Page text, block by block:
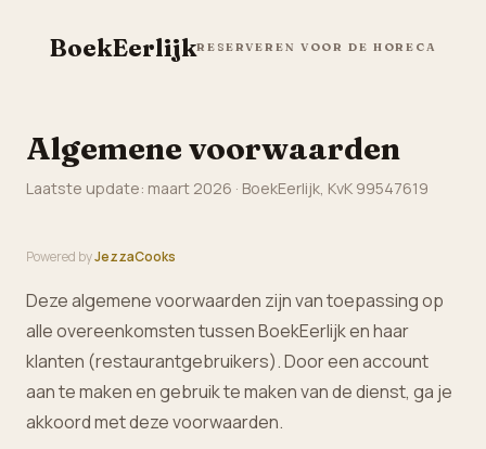
BoekEerlijkRESERVEREN VOOR DE HORECA
Algemene voorwaarden
Laatste update: maart 2026 · BoekEerlijk, KvK 99547619
Powered byJezzaCooks
Deze algemene voorwaarden zijn van toepassing op
alle overeenkomsten tussen BoekEerlijk en haar
klanten (restaurantgebruikers). Door een account
aan te maken en gebruik te maken van de dienst, ga je
akkoord met deze voorwaarden.